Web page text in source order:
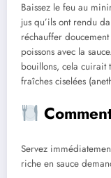
Baissez le feu au
jus qu’ils ont rendu
réchauffer
poissons avec la
bouillons, cela cuirait
fraîches ciselées
Servez
riche en sauce